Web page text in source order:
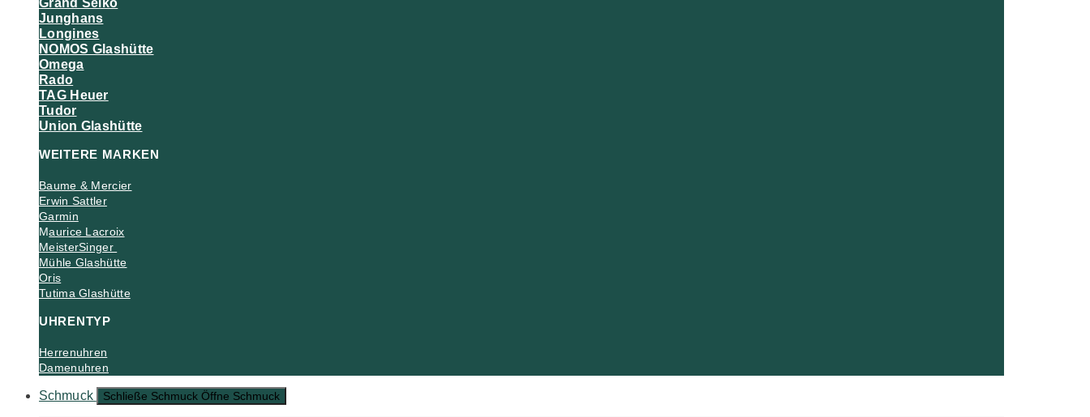
Grand Seiko
Junghans
Longines
NOMOS Glashütte
Omega
Rado
TAG Heuer
Tudor
Union Glashütte
WEITERE MARKEN
Baume & Mercier
Erwin Sattler
Garmin
Maurice Lacroix
MeisterSinger
Mühle Glashütte
Oris
Tutima Glashütte
UHRENTYP
Herrenuhren
Damenuhren
Schmuck Schließe Schmuck Öffne Schmuck